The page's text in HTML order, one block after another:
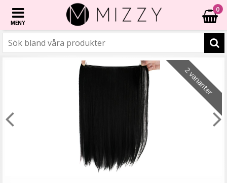
MENY
0
Syntetiskt löshår Gloriatråd lockigt - Vinröd #118
2 varianter
2 varianter